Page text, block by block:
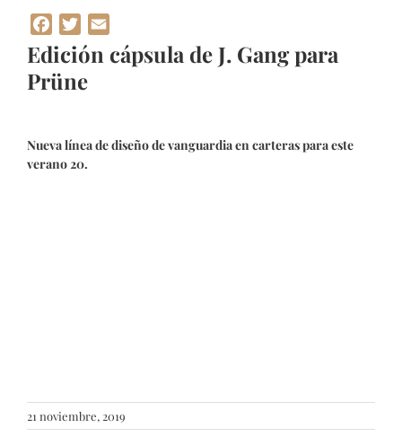
Facebook
Twitter
Edición cápsula de J. Gang para
Prüne
Nueva línea de diseño de vanguardia en carteras para este
verano 20.
21 noviembre, 2019